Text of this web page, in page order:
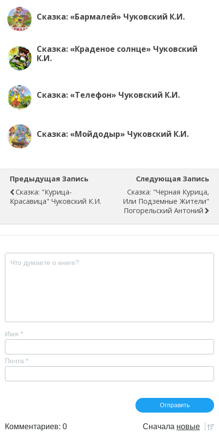
Сказка: «Бармалей» Чуковский К.И.
Сказка: «Краденое солнце» Чуковский
К.И.
Сказка: «Телефон» Чуковский К.И.
Сказка: «Мойдодыр» Чуковский К.И.
Предыдущая Запись
Сказка: "Курица-
Красавица" Чуковский К.И.
Следующая Запись
Сказка: "Черная Курица,
Или Подземные Жители"
Погорельский Антоний
Имя *
Почта *
Комментариев: 0 Сначала новые